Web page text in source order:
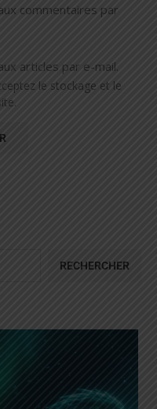
commentaires par
articles par e-mail.
le stockage et le
RECHERCHER